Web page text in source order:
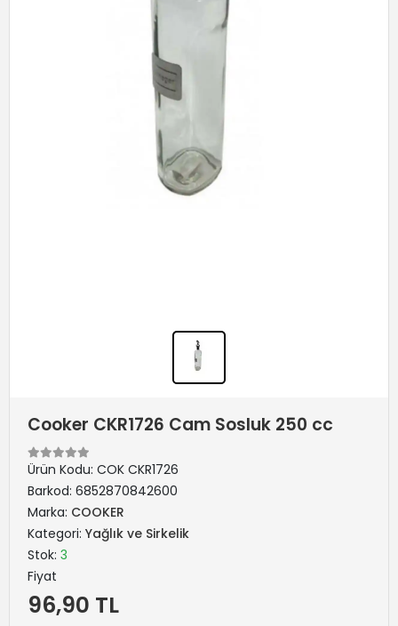
Cooker CKR1726 Cam Sosluk 250 cc
Ürün Kodu: COK CKR1726
Barkod: 6852870842600
Marka: COOKER
Kategori: Yağlık ve Sirkelik
Stok: 3
Fiyat
96,90 TL